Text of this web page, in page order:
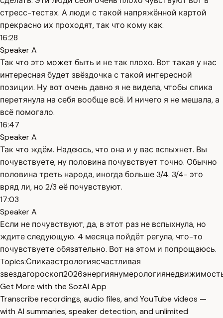
стресс-тестах. А люди с такой напряжённой картой
прекрасно их проходят, так что кому как.
16:28
Speaker A
Так что это может быть и не так плохо. Вот такая у нас
интересная будет звёздочка с такой интересной
позиции. Ну вот очень давно я не видела, чтобы спика
перетянула на себя вообще всё. И ничего я не мешала, а
всё помогало.
16:47
Speaker A
Так что ждём. Надеюсь, что она и у вас вспыхнет. Вы
почувствуете, ну половина почувствует точно. Обычно
половина треть народа, иногда больше 3/4. 3/4- это
вряд ли, но 2/3 её почувствуют.
17:03
Speaker A
Если не почувствуют, да, в этот раз не вспыхнула, но
ждите следующую. 4 месяца пойдёт регула, что-то
почувствуете обязательно. Вот на этом и попрощаюсь.
Topics:Спикаастрологиясчастливая
звездагороскоп2026энергиянумерология
Get More with the SozAI App
Transcribe recordings, audio files, and YouTube videos —
with AI summaries, speaker detection, and unlimited